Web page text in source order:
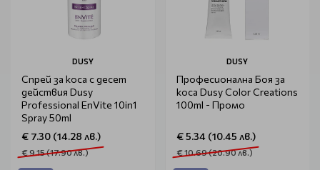
DUSY
Спрей за коса с десет
действия Dusy
Professional EnVite 10in1
Spray 50ml
€ 7.30 (14.28 лв.)
€ 9.15 (17.90 лв.)
DUSY
Професионална Боя за
коса Dusy Color Creations
100ml - Промо
€ 5.34 (10.45 лв.)
€ 10.69 (20.90 лв.)